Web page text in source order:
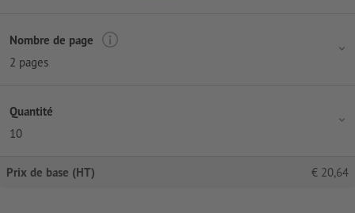
Nombre de page
2 pages
Quantité
10
Prix de base (HT) € 20,64